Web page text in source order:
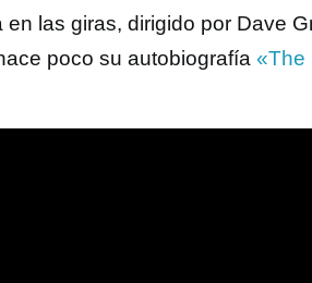
las giras, dirigido por Dave
poco su autobiografía «The